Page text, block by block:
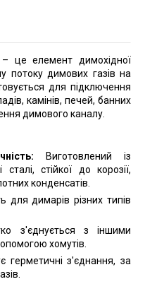
– це елемент димохідної
потоку димових газів на
для підключення
камінів, печей, банних
димового каналу.
Виготовлений із
сталі, стійкої до корозії,
конденсатів.
для димарів різних типів
з'єднується з іншими
хомутів.
герметичні з'єднання, за